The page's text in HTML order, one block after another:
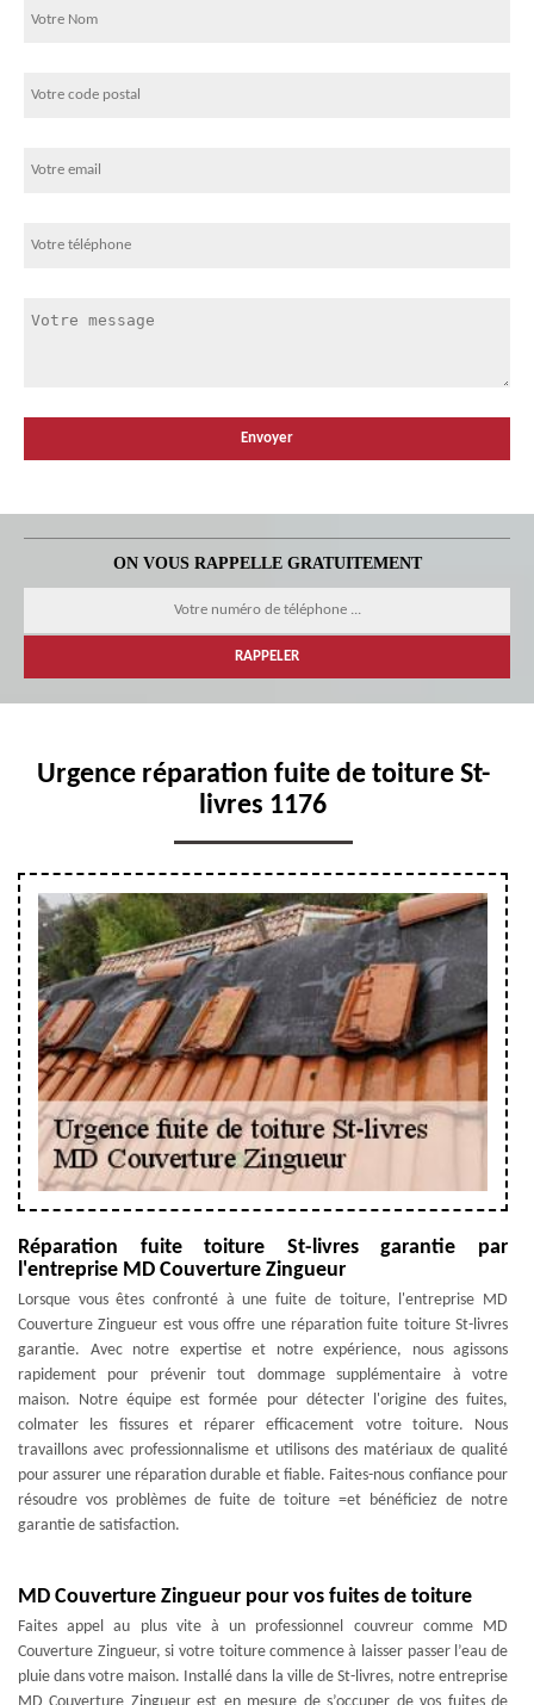
ON VOUS RAPPELLE GRATUITEMENT
Urgence réparation fuite de toiture St-
livres 1176
Réparation fuite toiture St-livres garantie par
l'entreprise MD Couverture Zingueur
Lorsque vous êtes confronté à une fuite de toiture, l'entreprise MD
Couverture Zingueur est vous offre une réparation fuite toiture St-livres
garantie. Avec notre expertise et notre expérience, nous agissons
rapidement pour prévenir tout dommage supplémentaire à votre
maison. Notre équipe est formée pour détecter l'origine des fuites,
colmater les fissures et réparer efficacement votre toiture. Nous
travaillons avec professionnalisme et utilisons des matériaux de qualité
pour assurer une réparation durable et fiable. Faites-nous confiance pour
résoudre vos problèmes de fuite de toiture =et bénéficiez de notre
garantie de satisfaction.
MD Couverture Zingueur pour vos fuites de toiture
Faites appel au plus vite à un professionnel couvreur comme MD
Couverture Zingueur, si votre toiture commence à laisser passer l’eau de
pluie dans votre maison. Installé dans la ville de St-livres, notre entreprise